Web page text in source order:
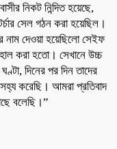
নিকট নিন্দিত হয়েছে,
সেল গঠন করা হয়েছিল।
দেওয়া হয়েছিলো সেইফ
করা হতো। সেখানে উচ্চ
দিনের পর দিন তাদের
করেছি। আমরা প্রতিবাদ
বলেছি।”